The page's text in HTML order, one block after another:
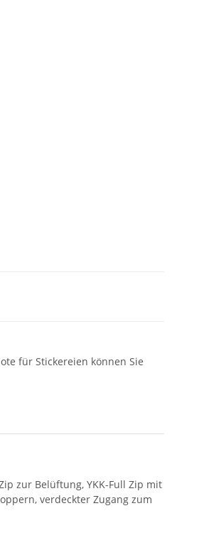
für Stickereien können Sie
zur Belüftung, YKK-Full Zip mit
verdeckter Zugang zum